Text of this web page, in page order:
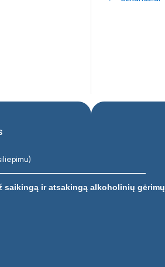
saikingą ir atsakingą alkoholinių gėrimų